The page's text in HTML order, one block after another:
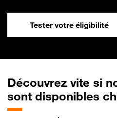
Tester votre éligibilité
Découvrez vite si
sont disponibles